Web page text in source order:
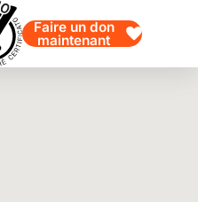
Faire un don
maintenant